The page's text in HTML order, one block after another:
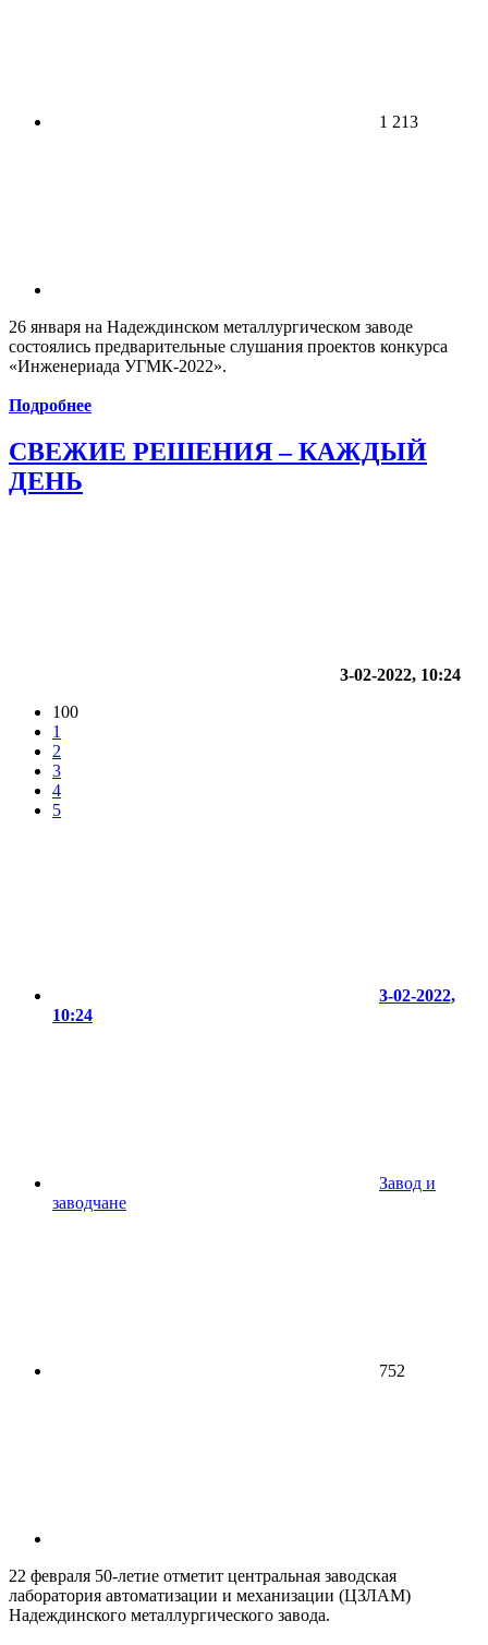
1 213
26 января на Надеждинском металлургическом заводе
состоялись предварительные слушания проектов конкурса
«Инженериада УГМК-2022».
Подробнее
СВЕЖИЕ РЕШЕНИЯ – КАЖДЫЙ
ДЕНЬ
3-02-2022, 10:24
100
1
2
3
4
5
3-02-2022,
10:24
Завод и
заводчане
752
22 февраля 50-летие отметит центральная заводская
лаборатория автоматизации и механизации (ЦЗЛАМ)
Надеждинского металлургического завода.